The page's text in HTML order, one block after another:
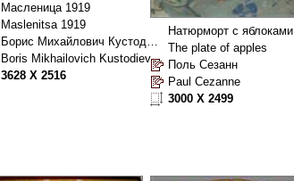
Масленица 1919
Maslenitsa 1919
Борис Михайлович Кустодиев
Boris Mikhailovich Kustodiev
3628 X 2516
Натюрморт с яблоками
The plate of apples
Поль Сезанн
Paul Cezanne
3000 X 2499